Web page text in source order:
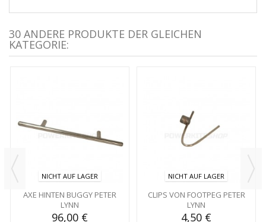
30 ANDERE PRODUKTE DER GLEICHEN
KATEGORIE:
NICHT AUF LAGER
AXE HINTEN BUGGY PETER
LYNN
96,00 €
NICHT AUF LAGER
CLIPS VON FOOTPEG PETER
LYNN
4,50 €